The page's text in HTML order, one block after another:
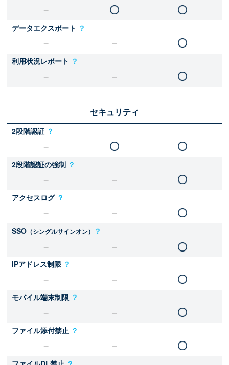
データエクスポート ？
利用状況レポート ？
セキュリティ
2段階認証 ？
2段階認証の強制 ？
アクセスログ ？
SSO （シングルサインオン） ？
IPアドレス制限 ？
モバイル端末制限 ？
ファイル添付禁止 ？